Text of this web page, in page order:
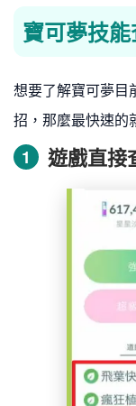
寶可夢技
想要了解寶可夢目
招，那麼最快速的
1 遊戲直接